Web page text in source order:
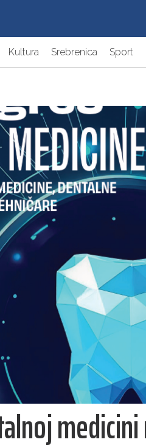
Kultura Srebrenica Sport
medicini